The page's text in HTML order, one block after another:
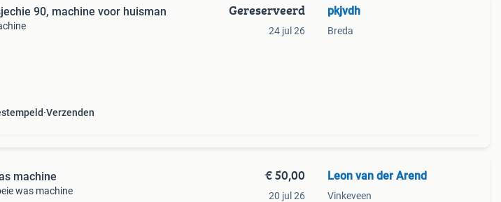
90, machine voor huisman
Verzenden
Gereserveerd
24 jul 26
pkjvdh
Breda
machine
was machine
€ 50,00
20 jul 26
Leon van der Arend
Vinkeveen